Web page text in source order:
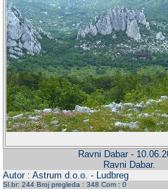
Ravni Dabar -
Ravni Dabar.
Autor : Astrum d.o.o. - Ludbreg
Sl.br: 244 Broj pregleda : 348 Com : 0